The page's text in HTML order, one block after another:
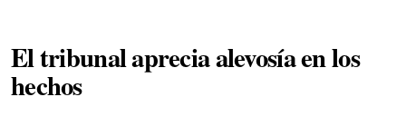
El tribunal aprecia alevosía en los
hechos